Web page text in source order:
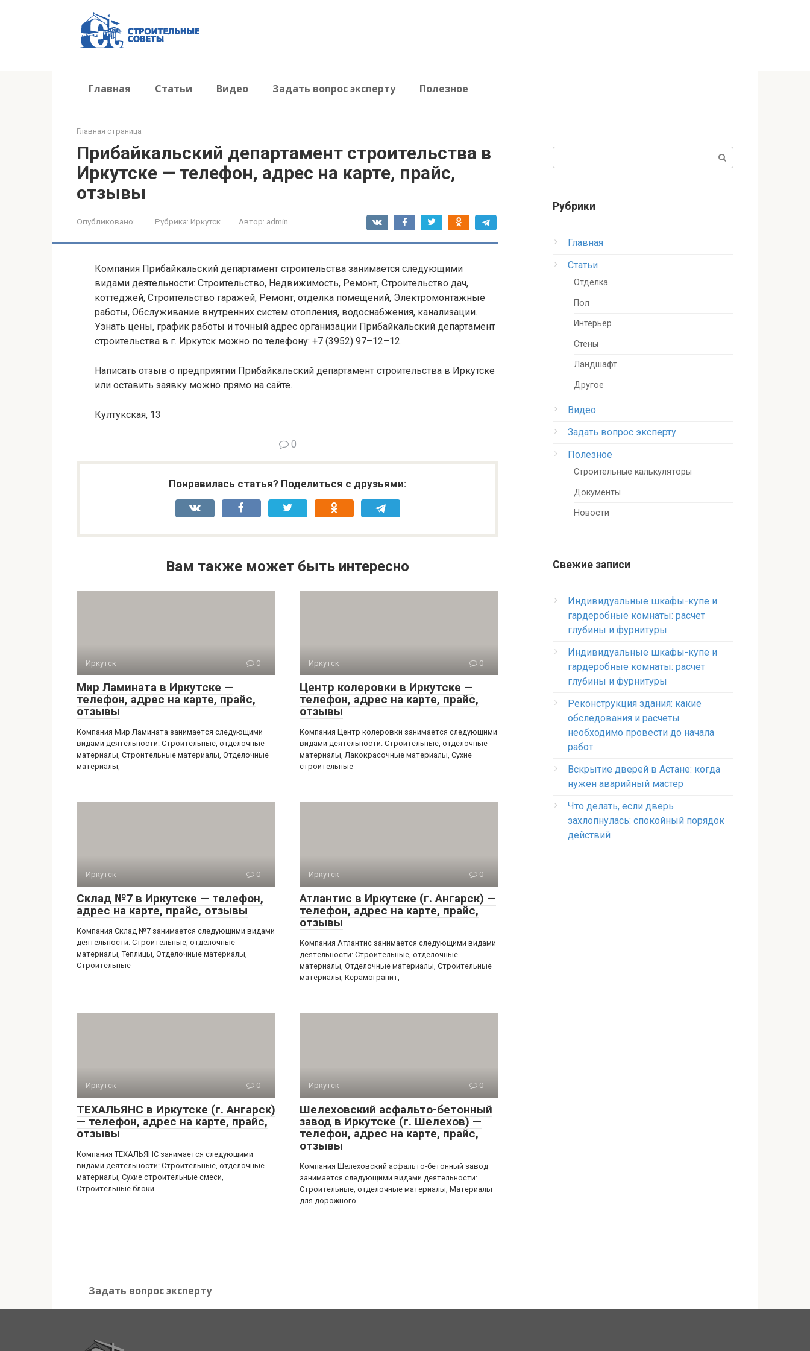
Главная Статьи Видео Задать вопрос эксперту Полезное
Главная страница
Прибайкальский департамент строительства в
Иркутске — телефон, адрес на карте, прайс,
отзывы
Опубликовано: Рубрика: Иркутск Автор: admin
Компания Прибайкальский департамент строительства занимается следующими
видами деятельности: Строительство, Недвижимость, Ремонт, Строительство дач,
коттеджей, Строительство гаражей, Ремонт, отделка помещений, Электромонтажные
работы, Обслуживание внутренних систем отопления, водоснабжения, канализации.
Узнать цены, график работы и точный адрес организации Прибайкальский департамент
строительства в г. Иркутск можно по телефону: +7 (3952) 97–12–12.
Написать отзыв о предприятии Прибайкальский департамент строительства в Иркутске
или оставить заявку можно прямо на сайте.
Култукская, 13
0
Понравилась статья? Поделиться с друзьями:
Вам также может быть интересно
Иркутск 0
Мир Ламината в Иркутске —
телефон, адрес на карте, прайс,
отзывы
Компания Мир Ламината занимается следующими
видами деятельности: Строительные, отделочные
материалы, Строительные материалы, Отделочные
материалы,
Иркутск 0
Центр колеровки в Иркутске —
телефон, адрес на карте, прайс,
отзывы
Компания Центр колеровки занимается следующими
видами деятельности: Строительные, отделочные
материалы, Лакокрасочные материалы, Сухие
строительные
Иркутск 0
Склад №7 в Иркутске — телефон,
адрес на карте, прайс, отзывы
Компания Склад №7 занимается следующими видами
деятельности: Строительные, отделочные
материалы, Теплицы, Отделочные материалы,
Строительные
Иркутск 0
Атлантис в Иркутске (г. Ангарск) —
телефон, адрес на карте, прайс,
отзывы
Компания Атлантис занимается следующими видами
деятельности: Строительные, отделочные
материалы, Отделочные материалы, Строительные
материалы, Керамогранит,
Иркутск 0
ТЕХАЛЬЯНС в Иркутске (г. Ангарск)
— телефон, адрес на карте, прайс,
отзывы
Компания ТЕХАЛЬЯНС занимается следующими
видами деятельности: Строительные, отделочные
материалы, Сухие строительные смеси,
Строительные блоки.
Иркутск 0
Шелеховский асфальто-бетонный
завод в Иркутске (г. Шелехов) —
телефон, адрес на карте, прайс,
отзывы
Компания Шелеховский асфальто-бетонный завод
занимается следующими видами деятельности:
Строительные, отделочные материалы, Материалы
для дорожного
Рубрики
Главная
Статьи
Отделка
Пол
Интерьер
Стены
Ландшафт
Другое
Видео
Задать вопрос эксперту
Полезное
Строительные калькуляторы
Документы
Новости
Свежие записи
Индивидуальные шкафы-купе и
гардеробные комнаты: расчет
глубины и фурнитуры
Индивидуальные шкафы-купе и
гардеробные комнаты: расчет
глубины и фурнитуры
Реконструкция здания: какие
обследования и расчеты
необходимо провести до начала
работ
Вскрытие дверей в Астане: когда
нужен аварийный мастер
Что делать, если дверь
захлопнулась: спокойный порядок
действий
Задать вопрос эксперту